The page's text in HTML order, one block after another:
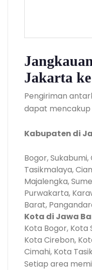
Jakarta
Pengiriman
dapat mencakup
Kabupaten di
Bogor,
Tasikmalaya,
Majalengka,
Purwakarta,
Barat,
Kota di Jawa
Kota Bogor, Kota
Kota Cirebon,
Cimahi, Kota
Setiap area